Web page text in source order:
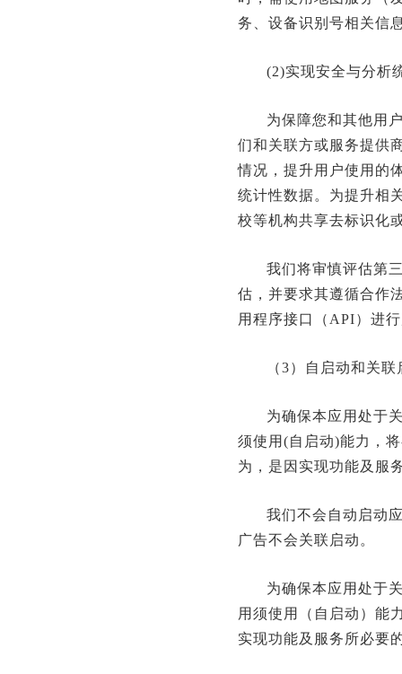
务、设备识别号相关信
(2)实现安全与分析
为保障您和其他用
们和关联方或服务提供
情况，提升用户使用的
统计性数据。为提升相
校等机构共享去标识化
我们将审慎评估第
估，并要求其遵循合作
用程序接口（API）进
（3）自启动和关
为确保本应用处于
须使用(自启动)能力，
为，是因实现功能及服
我们不会自动启动
广告不会关联启动。
为确保本应用处于
用须使用（自启动）能
实现功能及服务所必要